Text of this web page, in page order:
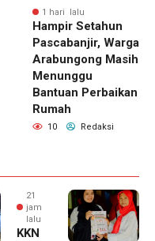
1 hari lalu
Hampir Setahun
Pascabanjir, Warga
Arabungong Masih
Menunggu
Bantuan Perbaikan
Rumah
10 Redaksi
21
jam
lalu
KKN